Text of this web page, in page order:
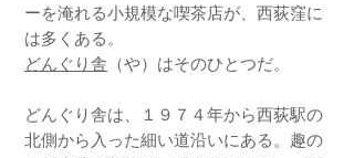
ーを淹れる小規模な喫茶店が、西荻窪に
は多くある。
どんぐり舎 （や）はそのひとつだ。
どんぐり舎は、１９７４年から西荻駅の
北側から入った細い道沿いにある。趣の